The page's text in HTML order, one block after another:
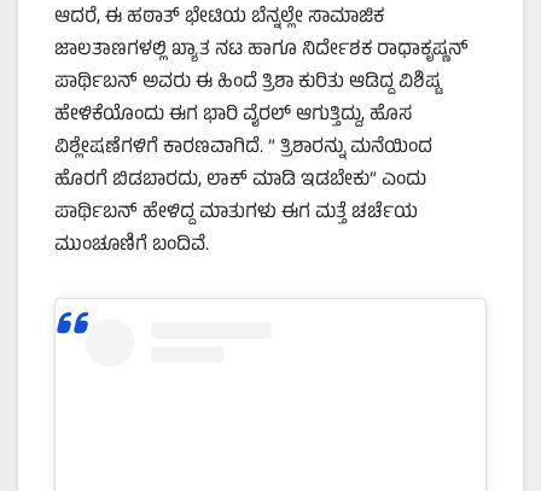
ಆದರೆ, ಈ ಹಠಾತ್ ಭೇಟಿಯ ಬೆನ್ನಲ್ಲೇ ಸಾಮಾಜಿಕ
ಜಾಲತಾಣಗಳಲ್ಲಿ ಖ್ಯಾತ ನಟ ಹಾಗೂ ನಿರ್ದೇಶಕ ರಾಧಾಕೃಷ್ಣನ್
ಪಾರ್ಥಿಬನ್ ಅವರು ಈ ಹಿಂದೆ ತ್ರಿಶಾ ಕುರಿತು ಆಡಿದ್ದ ವಿಶಿಷ್ಟ
ಹೇಳಿಕೆಯೊಂದು ಈಗ ಭಾರಿ ವೈರಲ್ ಆಗುತ್ತಿದ್ದು, ಹೊಸ
ವಿಶ್ಲೇಷಣೆಗಳಿಗೆ ಕಾರಣವಾಗಿದೆ. ” ತ್ರಿಶಾರನ್ನು ಮನೆಯಿಂದ
ಹೊರಗೆ ಬಿಡಬಾರದು, ಲಾಕ್ ಮಾಡಿ ಇಡಬೇಕು” ಎಂದು
ಪಾರ್ಥಿಬನ್ ಹೇಳಿದ್ದ ಮಾತುಗಳು ಈಗ ಮತ್ತೆ ಚರ್ಚೆಯ
ಮುಂಚೂಣಿಗೆ ಬಂದಿವೆ.